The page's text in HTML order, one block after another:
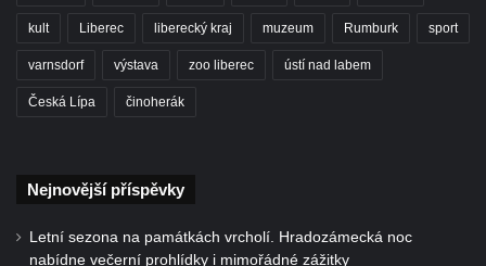
kult Liberec liberecký kraj muzeum Rumburk sport
varnsdorf výstava zoo liberec ústí nad labem
Česká Lípa činoherák
Nejnovější příspěvky
Letní sezona na památkách vrcholí. Hradozámecká noc
nabídne večerní prohlídky i mimořádné zážitky